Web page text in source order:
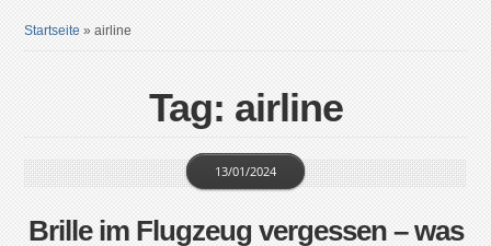
Startseite »airline
Tag: airline
Brille im Flugzeug vergessen – was
13/01/2024